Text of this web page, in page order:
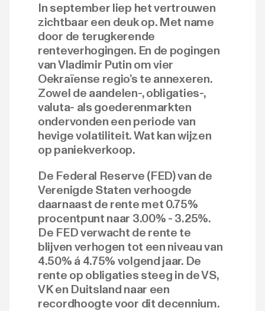
In september liep het vertrouwen
zichtbaar een deuk op. Met name
door de terugkerende
renteverhogingen. En de pogingen
van Vladimir Putin om vier
Oekraïense regio’s te annexeren.
Zowel de aandelen-, obligaties-,
valuta- als goederenmarkten
ondervonden een periode van
hevige volatiliteit. Wat kan wijzen
op paniekverkoop.
De Federal Reserve (FED) van de
Verenigde Staten verhoogde
daarnaast de rente met 0.75%
procentpunt naar 3.00% - 3.25%.
De FED verwacht de rente te
blijven verhogen tot een niveau van
4.50% á 4.75% volgend jaar. De
rente op obligaties steeg in de VS,
VK en Duitsland naar een
recordhoogte voor dit decennium.